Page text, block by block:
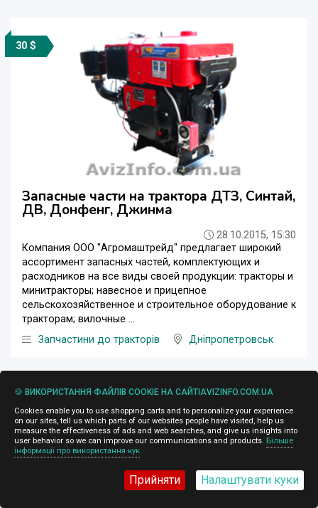
30 $
Запасные части на трактора ДТЗ, Синтай,
ДВ, Донфенг, Джинма
28.10.2015, 15:30
Компания ООО "Агромаштрейд" предлагает широкий
ассортимент запасных частей, комплектующих и
расходников на все виды своей продукции: тракторы и
минитракторы; навесное и прицепное
сельскохозяйственное и строительное оборудование к
тракторам; вилочные ...
Запчастини до тракторів
Дніпропетровськ
🍪 ВИКОРИСТАННЯ ФАЙЛІВ COOKIE НА САЙТІAVIZINFO.COM.UA
Cookies enable you to use shopping carts and to personalize your experience
on our sites, tell us which parts of our websites people have visited, help us
measure the effectiveness of ads and web searches, and give us insights into
user behavior so we can improve our communications and products. Більше
інформації про використання кук
Прийняти Налаштувати куки